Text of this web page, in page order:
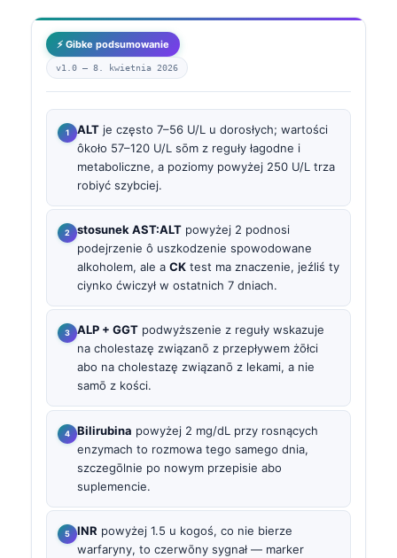
⚡ Gibke podsumowanie
v1.0 — 8. kwietnia 2026
ALT je często 7–56 U/L u dorosłych; wartości
ôkoło 57–120 U/L sōm z reguły łagodne i
metaboliczne, a poziomy powyżej 250 U/L trza
robiyć szybciej.
stosunek AST:ALT powyżej 2 podnosi
podejrzenie ô uszkodzenie spowodowane
alkoholem, ale a CK test ma znaczenie, jeźliś ty
ciynko ćwiczył w ostatnich 7 dniach.
ALP + GGT podwyższenie z reguły wskazuje
na cholestazę związanō z przepływem żōłci
abo na cholestazę związanō z lekami, a nie
samō z kości.
Bilirubina powyżej 2 mg/dL przy rosnących
enzymach to rozmowa tego samego dnia,
szczegōlnie po nowym przepisie abo
suplemencie.
INR powyżej 1.5 u kogoś, co nie bierze
warfaryny, to czerwōny sygnał — marker